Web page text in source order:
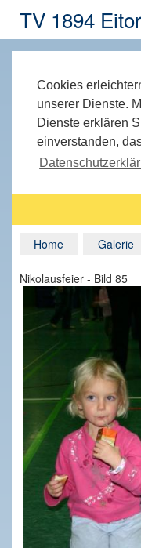
TV 1894
Cookies
unserer Dienste.
Dienste erklären
einverstanden,
Home Galerie
Nikolausfeier - Bild 85